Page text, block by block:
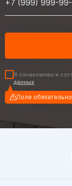
Я ознакомлен и
данных
Поле